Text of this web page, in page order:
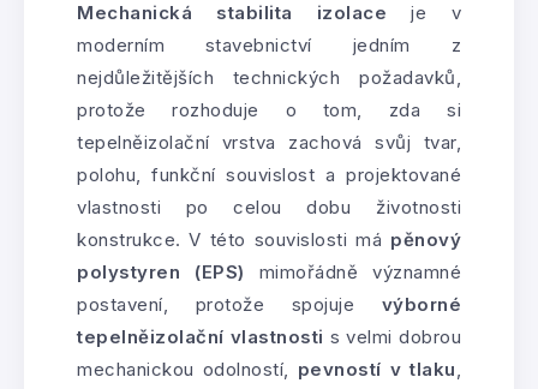
Mechanická stabilita izolace je v
moderním stavebnictví jedním z
nejdůležitějších technických požadavků,
protože rozhoduje o tom, zda si
tepelněizolační vrstva zachová svůj tvar,
polohu, funkční souvislost a projektované
vlastnosti po celou dobu životnosti
konstrukce. V této souvislosti má pěnový
polystyren (EPS) mimořádně významné
postavení, protože spojuje výborné
tepelněizolační vlastnosti s velmi dobrou
mechanickou odolností, pevností v tlaku,